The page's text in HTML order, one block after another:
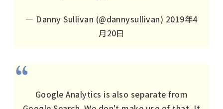
— Danny Sullivan (@dannysullivan) 2019年4
月20日
Google Analytics is also separate from